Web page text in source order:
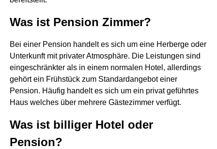
Was ist Pension Zimmer?
Bei einer Pension handelt es sich um eine Herberge oder
Unterkunft mit privater Atmosphäre. Die Leistungen sind
eingeschränkter als in einem normalen Hotel, allerdings
gehört ein Frühstück zum Standardangebot einer
Pension. Häufig handelt es sich um ein privat geführtes
Haus welches über mehrere Gästezimmer verfügt.
Was ist billiger Hotel oder
Pension?